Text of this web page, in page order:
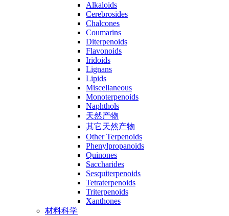
Alkaloids
Cerebrosides
Chalcones
Coumarins
Diterpenoids
Flavonoids
Iridoids
Lignans
Lipids
Miscellaneous
Monoterpenoids
Naphthols
天然产物
其它天然产物
Other Terpenoids
Phenylpropanoids
Quinones
Saccharides
Sesquiterpenoids
Tetraterpenoids
Triterpenoids
Xanthones
材料科学